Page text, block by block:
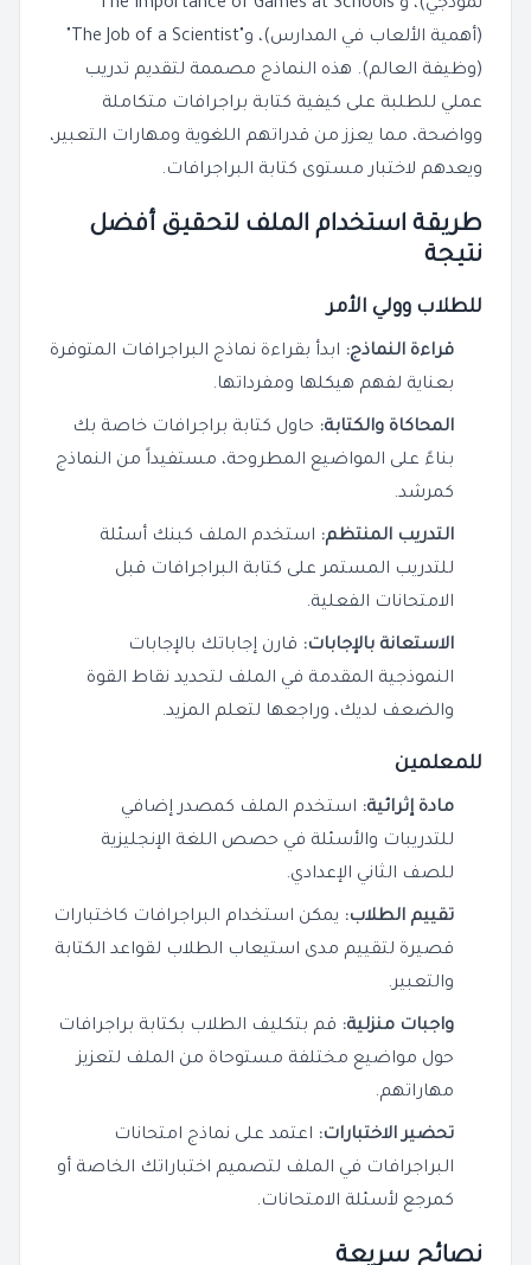
نموذجي)، و"The Importance of Games at Schools"
(أهمية الألعاب في المدارس)، و"The Job of a Scientist"
(وظيفة العالم). هذه النماذج مصممة لتقديم تدريب
عملي للطلبة على كيفية كتابة براجرافات متكاملة
وواضحة، مما يعزز من قدراتهم اللغوية ومهارات التعبير،
ويعدهم لاختبار مستوى كتابة البراجرافات.
طريقة استخدام الملف لتحقيق أفضل
نتيجة
للطلاب وولي الأمر
قراءة النماذج: ابدأ بقراءة نماذج البراجرافات المتوفرة
بعناية لفهم هيكلها ومفرداتها.
المحاكاة والكتابة: حاول كتابة براجرافات خاصة بك
بناءً على المواضيع المطروحة، مستفيداً من النماذج
كمرشد.
التدريب المنتظم: استخدم الملف كبنك أسئلة
للتدريب المستمر على كتابة البراجرافات قبل
الامتحانات الفعلية.
الاستعانة بالإجابات: قارن إجاباتك بالإجابات
النموذجية المقدمة في الملف لتحديد نقاط القوة
والضعف لديك، وراجعها لتعلم المزيد.
للمعلمين
مادة إثرائية: استخدم الملف كمصدر إضافي
للتدريبات والأسئلة في حصص اللغة الإنجليزية
للصف الثاني الإعدادي.
تقييم الطلاب: يمكن استخدام البراجرافات كاختبارات
قصيرة لتقييم مدى استيعاب الطلاب لقواعد الكتابة
والتعبير.
واجبات منزلية: قم بتكليف الطلاب بكتابة براجرافات
حول مواضيع مختلفة مستوحاة من الملف لتعزيز
مهاراتهم.
تحضير الاختبارات: اعتمد على نماذج امتحانات
البراجرافات في الملف لتصميم اختباراتك الخاصة أو
كمرجع لأسئلة الامتحانات.
نصائح سريعة